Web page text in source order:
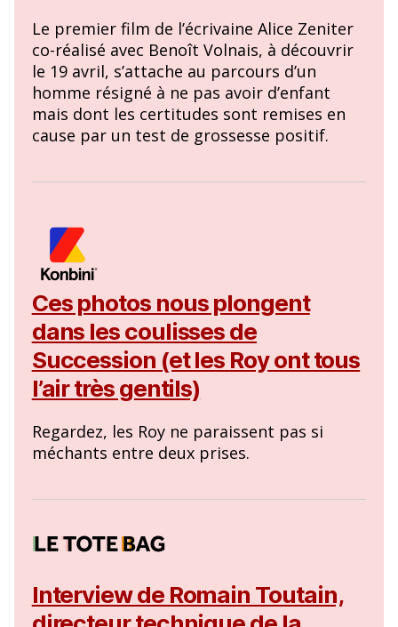
Le premier film de l’écrivaine Alice Zeniter
co-réalisé avec Benoît Volnais, à découvrir
le 19 avril, s’attache au parcours d’un
homme résigné à ne pas avoir d’enfant
mais dont les certitudes sont remises en
cause par un test de grossesse positif.
Ces photos nous plongent
dans les coulisses de
Succession (et les Roy ont tous
l’air très gentils)
Regardez, les Roy ne paraissent pas si
méchants entre deux prises.
Interview de Romain Toutain,